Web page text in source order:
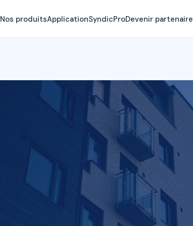
Nos produitsApplicationSyndicProDevenir partenaire